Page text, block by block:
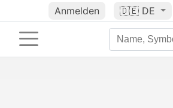
Anmelden 🇩🇪 DE